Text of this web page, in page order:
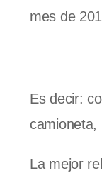
mes de
Es decir:
camioneta,
La mejor